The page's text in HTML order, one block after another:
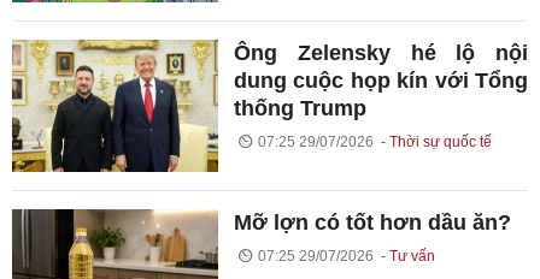
Ông Zelensky hé lộ nội
dung cuộc họp kín với Tổng
thống Trump
07:25 29/07/2026 Thời sự quốc tế
Mỡ lợn có tốt hơn dầu ăn?
07:25 29/07/2026 Tư vấn